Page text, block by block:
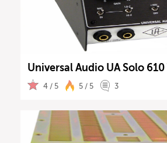
Universal Audio UA Solo 610
4 / 5 5 / 5 3